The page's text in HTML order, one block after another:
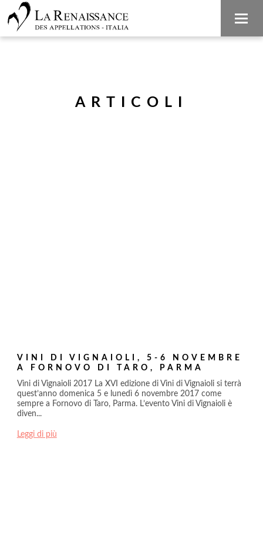
ARTICOLI
VINI DI VIGNAIOLI, 5-6 NOVEMBRE
A FORNOVO DI TARO, PARMA
Vini di Vignaioli 2017 La XVI edizione di Vini di Vignaioli si terrà
quest’anno domenica 5 e lunedì 6 novembre 2017 come
sempre a Fornovo di Taro, Parma. L’evento Vini di Vignaioli è
diven...
Leggi di più